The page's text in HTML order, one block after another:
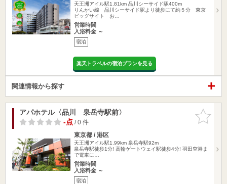
天王洲アイル駅1.81km 品川シーサイド駅400m
りんかい線 品川シーサイド駅より徒歩にて約５分 東京
ビッグサイト お…
営業時間
入浴料金 ～
宿泊
楽天トラベルの宿泊プランを見る
関連情報から探す
お気に入
りに追加
アパホテル〈品川 泉岳寺駅前〉
-点/ 0 件
東京都 / 港区
天王洲アイル駅1.99km 泉岳寺駅92m
泉岳寺駅徒歩1分! 高輪ゲートウェイ駅徒歩4分! 羽田空港ま
で電車に…
営業時間
入浴料金 ～
宿泊